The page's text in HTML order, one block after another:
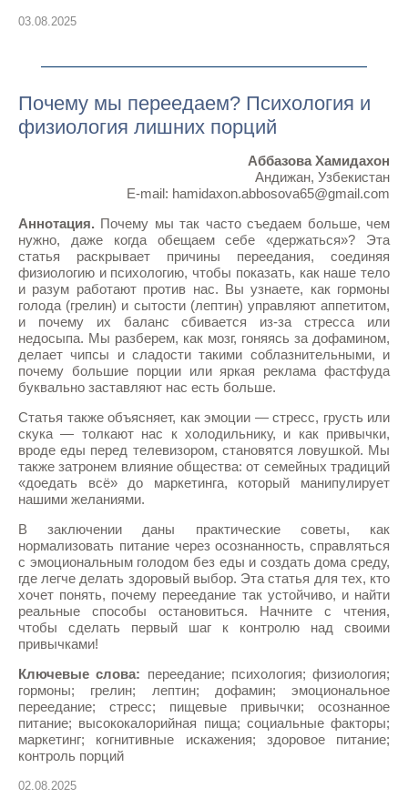
03.08.2025
Почему мы переедаем? Психология и
физиология лишних порций
Аббазова Хамидахон
Андижан, Узбекистан
E-mail: hamidaxon.abbosova65@gmail.com
Аннотация. Почему мы так часто съедаем больше, чем
нужно, даже когда обещаем себе «держаться»? Эта
статья раскрывает причины переедания, соединяя
физиологию и психологию, чтобы показать, как наше тело
и разум работают против нас. Вы узнаете, как гормоны
голода (грелин) и сытости (лептин) управляют аппетитом,
и почему их баланс сбивается из-за стресса или
недосыпа. Мы разберем, как мозг, гоняясь за дофамином,
делает чипсы и сладости такими соблазнительными, и
почему большие порции или яркая реклама фастфуда
буквально заставляют нас есть больше.
Статья также объясняет, как эмоции — стресс, грусть или
скука — толкают нас к холодильнику, и как привычки,
вроде еды перед телевизором, становятся ловушкой. Мы
также затронем влияние общества: от семейных традиций
«доедать всё» до маркетинга, который манипулирует
нашими желаниями.
В заключении даны практические советы, как
нормализовать питание через осознанность, справляться
с эмоциональным голодом без еды и создать дома среду,
где легче делать здоровый выбор. Эта статья для тех, кто
хочет понять, почему переедание так устойчиво, и найти
реальные способы остановиться. Начните с чтения,
чтобы сделать первый шаг к контролю над своими
привычками!
Ключевые слова: переедание; психология; физиология;
гормоны; грелин; лептин; дофамин; эмоциональное
переедание; стресс; пищевые привычки; осознанное
питание; высококалорийная пища; социальные факторы;
маркетинг; когнитивные искажения; здоровое питание;
контроль порций
02.08.2025